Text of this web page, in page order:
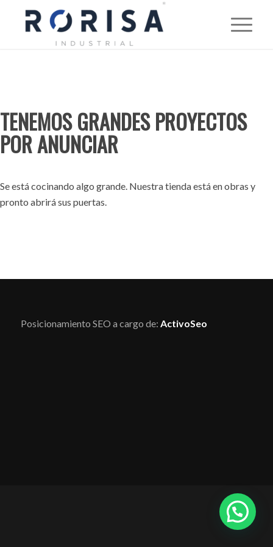
TENEMOS GRANDES PROYECTOS
POR ANUNCIAR
Se está cocinando algo grande. Nuestra tienda está en obras y
pronto abrirá sus puertas.
Posicionamiento SEO a cargo de: ActivoSeo